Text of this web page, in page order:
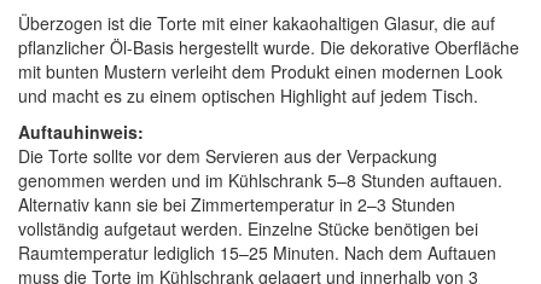
Überzogen ist die Torte mit einer kakaohaltigen Glasur, die auf
pflanzlicher Öl-Basis hergestellt wurde. Die dekorative Oberfläche
mit bunten Mustern verleiht dem Produkt einen modernen Look
und macht es zu einem optischen Highlight auf jedem Tisch.
Auftauhinweis:
Die Torte sollte vor dem Servieren aus der Verpackung
genommen werden und im Kühlschrank 5–8 Stunden auftauen.
Alternativ kann sie bei Zimmertemperatur in 2–3 Stunden
vollständig aufgetaut werden. Einzelne Stücke benötigen bei
Raumtemperatur lediglich 15–25 Minuten. Nach dem Auftauen
muss die Torte im Kühlschrank gelagert und innerhalb von 3